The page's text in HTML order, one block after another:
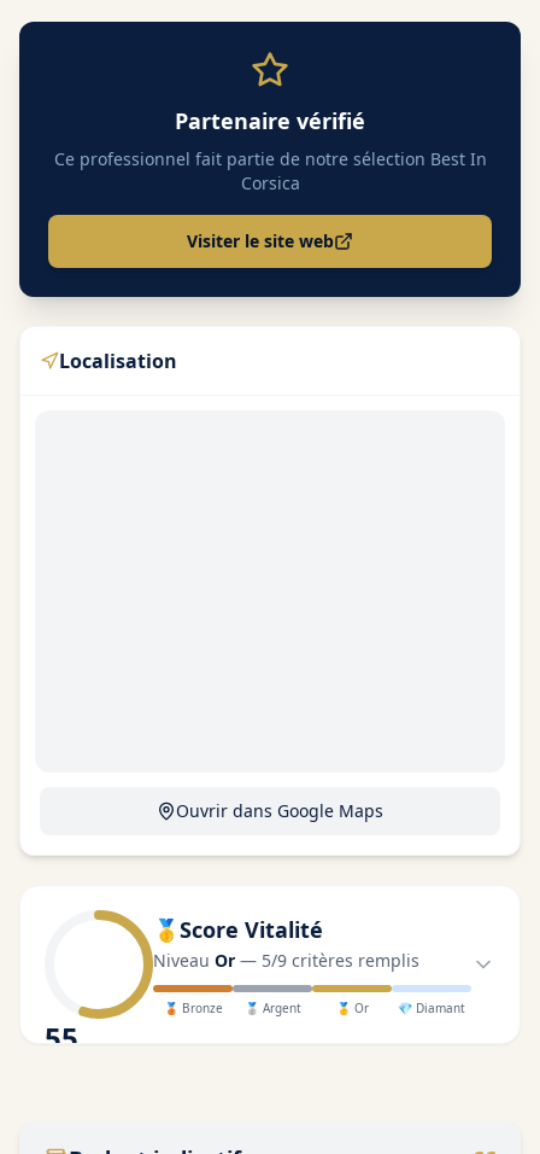
Partenaire vérifié
Ce professionnel fait partie de notre sélection Best In
Corsica
Visiter le site web
Localisation
Ouvrir dans Google Maps
55
🥇 Score Vitalité
Niveau Or — 5/9 critères remplis
🥉 Bronze 🥈 Argent 🥇 Or 💎 Diamant